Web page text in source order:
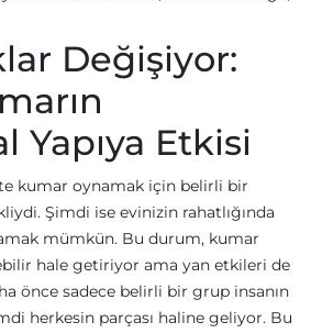
Değişiyor:
Yapıya Etkisi
kumar oynamak için belirli bir
Şimdi ise evinizin rahatlığında
mümkün. Bu durum, kumar
hale getiriyor ama yan etkileri de
önce sadece belirli bir grup insanın
herkesin parçası haline geliyor. Bu